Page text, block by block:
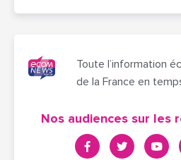
Toute l’information
de la France en
Nos audiences sur les